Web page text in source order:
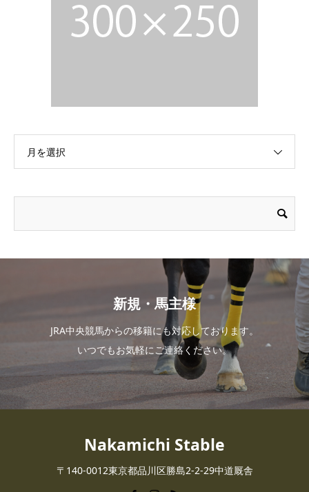
月を選択
新規・馬主様
JRA中央競馬からの移籍にも対応しております。
いつでもお気軽にご連絡ください。
Nakamichi Stable
〒140-0012東京都品川区勝島2-2-29中道厩舎